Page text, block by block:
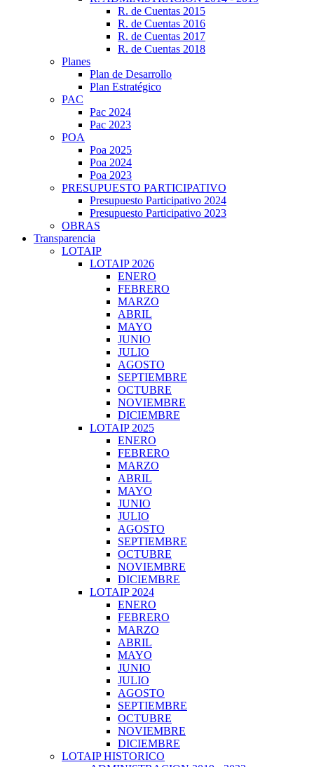
R. de Cuentas 2015
R. de Cuentas 2016
R. de Cuentas 2017
R. de Cuentas 2018
Planes
Plan de Desarrollo
Plan Estratégico
PAC
Pac 2024
Pac 2023
POA
Poa 2025
Poa 2024
Poa 2023
PRESUPUESTO PARTICIPATIVO
Presupuesto Participativo 2024
Presupuesto Participativo 2023
OBRAS
Transparencia
LOTAIP
LOTAIP 2026
ENERO
FEBRERO
MARZO
ABRIL
MAYO
JUNIO
JULIO
AGOSTO
SEPTIEMBRE
OCTUBRE
NOVIEMBRE
DICIEMBRE
LOTAIP 2025
ENERO
FEBRERO
MARZO
ABRIL
MAYO
JUNIO
JULIO
AGOSTO
SEPTIEMBRE
OCTUBRE
NOVIEMBRE
DICIEMBRE
LOTAIP 2024
ENERO
FEBRERO
MARZO
ABRIL
MAYO
JUNIO
JULIO
AGOSTO
SEPTIEMBRE
OCTUBRE
NOVIEMBRE
DICIEMBRE
LOTAIP HISTORICO